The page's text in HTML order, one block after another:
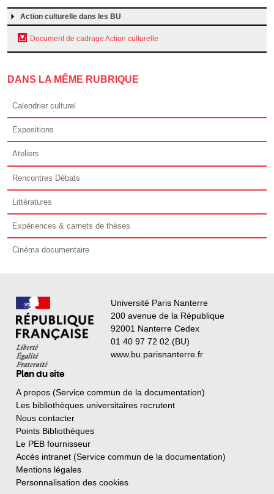
Action culturelle dans les BU
Document de cadrage Action culturelle
DANS LA MÊME RUBRIQUE
Calendrier culturel
Expositions
Ateliers
Rencontres Débats
Littératures
Expériences & carnets de thèses
Cinéma documentaire
Université Paris Nanterre
200 avenue de la République
92001 Nanterre Cedex
01 40 97 72 02 (BU)
www.bu.parisnanterre.fr
Plan du site
A propos (Service commun de la documentation)
Les bibliothèques universitaires recrutent
Nous contacter
Points Bibliothèques
Le PEB fournisseur
Accès intranet (Service commun de la documentation)
Mentions légales
Personnalisation des cookies